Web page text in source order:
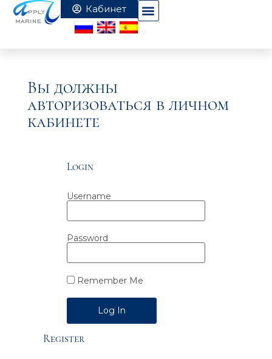
Вы должны
авторизоваться в личном
кабинете
Login
Username
Password
Remember Me
Alternative:
Register